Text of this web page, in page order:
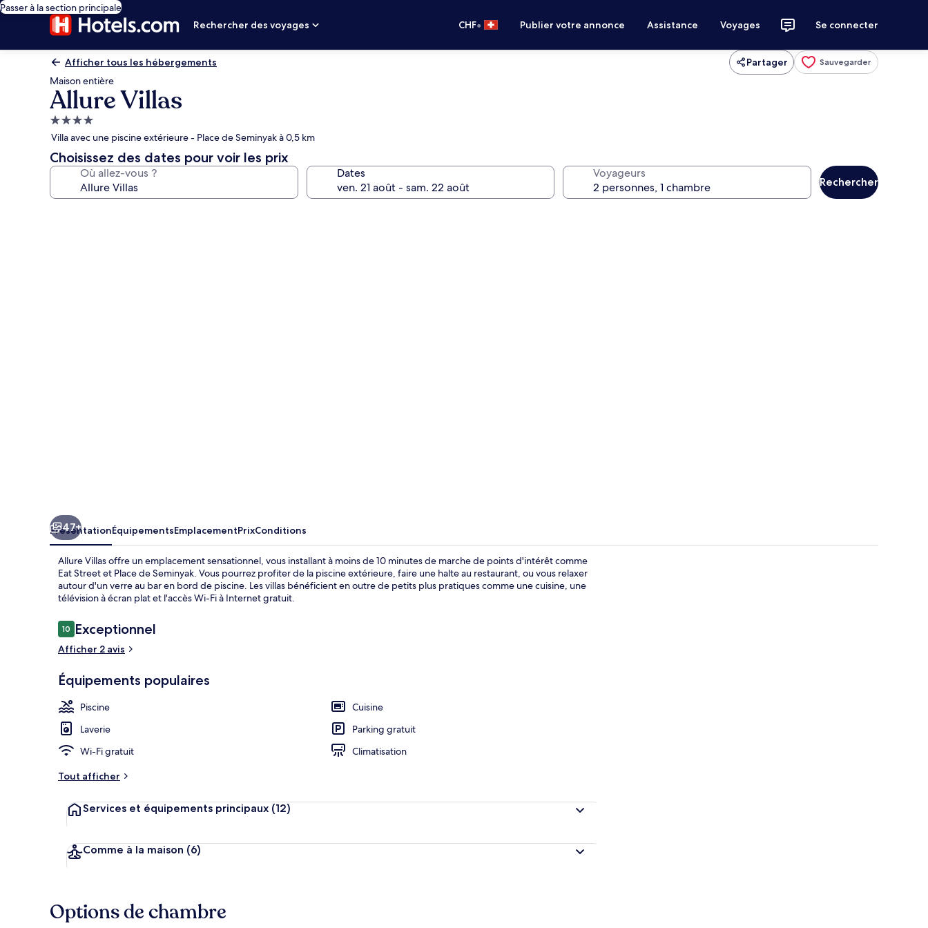
Passer à la section principale
Rechercher des voyages
CHF• Publier votre annonce Assistance Voyages Se connecter
Afficher tous les hébergements Partager Sauvegarder
Maison entière
Allure Villas
Hébergement
4.0 étoiles
Villa avec une piscine extérieure - Place de Seminyak à 0,5 km
Choisissez des dates pour voir les prix
Où allez-vous ? Dates Voyageurs
Rechercher
47+
PrésentationÉquipementsEmplacementPrixConditions
Allure Villas offre un emplacement sensationnel, vous installant à moins de 10 minutes de marche de points d'intérêt comme
Eat Street et Place de Seminyak. Vous pourrez profiter de la piscine extérieure, faire une halte au restaurant, ou vous relaxer
autour d'un verre au bar en bord de piscine. Les villas bénéficient en outre de petits plus pratiques comme une cuisine, une
télévision à écran plat et l'accès Wi-Fi à Internet gratuit.
Avis
voyageurs
1010 sur 10
Exceptionnel
Afficher 2 avis
Équipements populaires
Piscine
Cuisine
Laverie
Parking gratuit
Wi-Fi gratuit
Climatisation
Tout afficher
Services et équipements principaux (12)
Comme à la maison (6)
Options de chambre